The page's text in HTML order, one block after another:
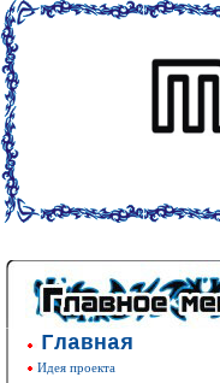
Главная
Идея проекта